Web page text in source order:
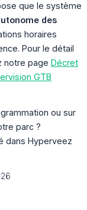
que le système
des
horaires
Pour le détail
notre page Décret
GTB
ou sur
parc ?
dans Hyperveez